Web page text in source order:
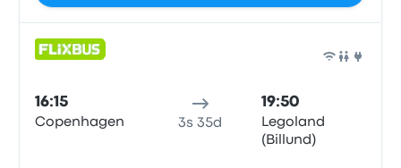
16:15
Copenhagen 3s 35d
19:50
Legoland
(Billund)